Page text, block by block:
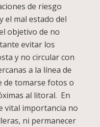
de riesgo
el mal estado del
objetivo de no
evitar los
y no circular con
a la línea de
de tomarse fotos o
al litoral. En
vital importancia no
ni permanecer